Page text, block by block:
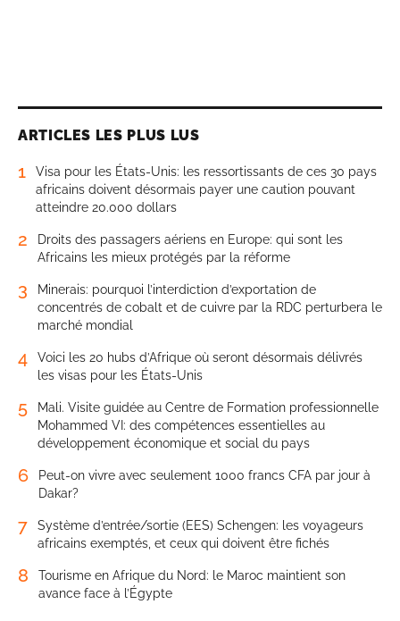
ARTICLES LES PLUS LUS
1
Visa pour les États-Unis: les ressortissants de ces 30 pays
africains doivent désormais payer une caution pouvant
atteindre 20.000 dollars
2
Droits des passagers aériens en Europe: qui sont les
Africains les mieux protégés par la réforme
3
Minerais: pourquoi l’interdiction d’exportation de
concentrés de cobalt et de cuivre par la RDC perturbera le
marché mondial
4
Voici les 20 hubs d’Afrique où seront désormais délivrés
les visas pour les États-Unis
5
Mali. Visite guidée au Centre de Formation professionnelle
Mohammed VI: des compétences essentielles au
développement économique et social du pays
6
Peut-on vivre avec seulement 1000 francs CFA par jour à
Dakar?
7
Système d’entrée/sortie (EES) Schengen: les voyageurs
africains exemptés, et ceux qui doivent être fichés
8
Tourisme en Afrique du Nord: le Maroc maintient son
avance face à l’Égypte